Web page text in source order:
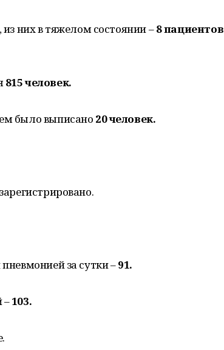
из них в тяжелом состоянии –8 пациентов
815 человек.
было выписано 20 человек.
за сутки –91.
–103.